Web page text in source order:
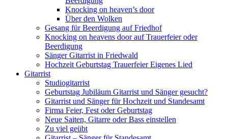
Knocking on heaven’s door
Über den Wolken
Gesang für Beerdigung auf Friedhof
Knocking on heavens door auf Trauerfeier oder
Beerdigung
Sänger Gitarrist in Friedwald
Hochzeit Geburtstag Trauerfeier Eigenes Lied
Gitarrist
Studiogitarrist
Geburtstag Jubiläum Gitarrist und Sänger gesucht?
Gitarrist und Sänger für Hochzeit und Standesamt
Firma Feier, Fest oder Geburtstag
Neue Saiten, Gitarre oder Bass einstellen
Zu viel geübt